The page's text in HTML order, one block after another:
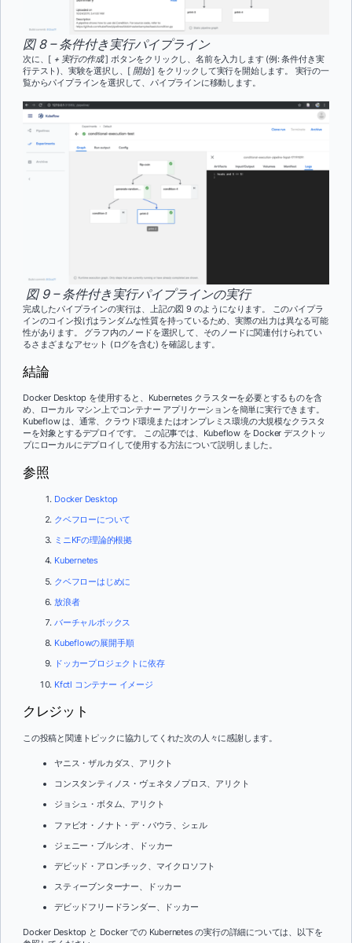
図 8 – 条件付き実行パイプライン
次に、[ + 実行の作成] ボタンをクリックし、名前を入力します (例: 条件付き実
行テスト)、実験を選択し、[ 開始] をクリックして実行を開始します。 実行の一
覧からパイプラインを選択して、パイプラインに移動します。
図 9 – 条件付き実行パイプラインの実行
完成したパイプラインの実行は、上記の図 9 のようになります。 このパイプラ
インのコイン投げはランダムな性質を持っているため、実際の出力は異なる可能
性があります。 グラフ内のノードを選択して、そのノードに関連付けられてい
るさまざまなアセット (ログを含む) を確認します。
結論
Docker Desktop を使用すると、Kubernetes クラスターを必要とするものを含
め、ローカル マシン上でコンテナー アプリケーションを簡単に実行できます。
Kubeflow は、通常、クラウド環境またはオンプレミス環境の大規模なクラスタ
ーを対象とするデプロイです。 この記事では、Kubeflow を Docker デスクトッ
プにローカルにデプロイして使用する方法について説明しました。
参照
Docker Desktop
クベフローについて
ミニKFの理論的根拠
Kubernetes
クベフローはじめに
放浪者
バーチャルボックス
Kubeflowの展開手順
ドッカープロジェクトに依存
Kfctl コンテナー イメージ
クレジット
この投稿と関連トピックに協力してくれた次の人々に感謝します。
ヤニス・ザルカダス、アリクト
コンスタンティノス・ヴェネタノプロス、アリクト
ジョシュ・ボタム、アリクト
ファビオ・ノナト・デ・パウラ、シェル
ジェニー・ブルシオ、ドッカー
デビッド・アロンチック、マイクロソフト
スティーブンターナー、ドッカー
デビッドフリードランダー、ドッカー
Docker Desktop と Docker での Kubernetes の実行の詳細については、以下を